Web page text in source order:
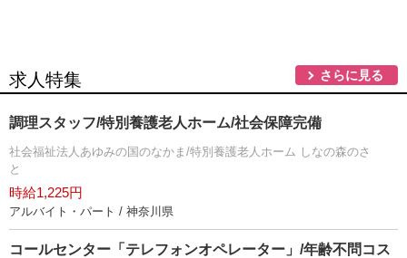
求人特集 さらに見る
調理スタッフ/特別養護老人ホーム/社会保障完備
社会福祉法人あゆみの国のなかま/特別養護老人ホーム しなの森のさ
と
時給1,225円
アルバイト・パート / 神奈川県
コールセンター「テレフォンオペレーター」/年齢不問コス